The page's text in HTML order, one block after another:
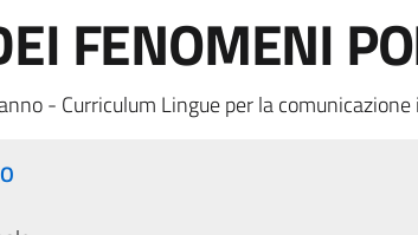
FENOMENI
- Curriculum Lingue per la